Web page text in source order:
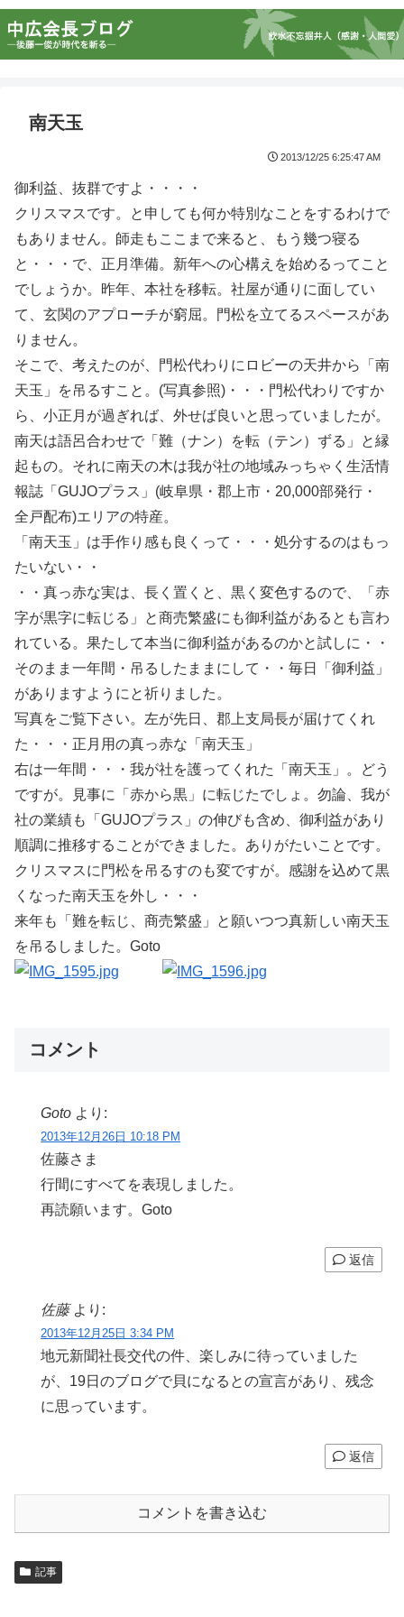
南天玉
2013/12/25 6:25:47 AM
御利益、抜群ですよ・・・・
クリスマスです。と申しても何か特別なことをするわけで
もありません。師走もここまで来ると、もう幾つ寝る
と・・・で、正月準備。新年への心構えを始めるってこと
でしょうか。昨年、本社を移転。社屋が通りに面してい
て、玄関のアプローチが窮屈。門松を立てるスペースがあ
りません。
そこで、考えたのが、門松代わりにロビーの天井から「南
天玉」を吊るすこと。(写真参照)・・・門松代わりですか
ら、小正月が過ぎれば、外せば良いと思っていましたが。
南天は語呂合わせで「難（ナン）を転（テン）ずる」と縁
起もの。それに南天の木は我が社の地域みっちゃく生活情
報誌「GUJOプラス」(岐阜県・郡上市・20,000部発行・
全戸配布)エリアの特産。
「南天玉」は手作り感も良くって・・・処分するのはもっ
たいない・・
・・真っ赤な実は、長く置くと、黒く変色するので、「赤
字が黒字に転じる」と商売繁盛にも御利益があるとも言わ
れている。果たして本当に御利益があるのかと試しに・・
そのまま一年間・吊るしたままにして・・毎日「御利益」
がありますようにと祈りました。
写真をご覧下さい。左が先日、郡上支局長が届けてくれ
た・・・正月用の真っ赤な「南天玉」
右は一年間・・・我が社を護ってくれた「南天玉」。どう
ですが。見事に「赤から黒」に転じたでしょ。勿論、我が
社の業績も「GUJOプラス」の伸びも含め、御利益があり
順調に推移することができました。ありがたいことです。
クリスマスに門松を吊るすのも変ですが。感謝を込めて黒
くなった南天玉を外し・・・
来年も「難を転じ、商売繁盛」と願いつつ真新しい南天玉
を吊るしました。Goto
コメント
Goto より:
2013年12月26日 10:18 PM
佐藤さま
行間にすべてを表現しました。
再読願います。Goto
返信
佐藤 より:
2013年12月25日 3:34 PM
地元新聞社長交代の件、楽しみに待っていました
が、19日のブログで貝になるとの宣言があり、残念
に思っています。
返信
コメントを書き込む
記事